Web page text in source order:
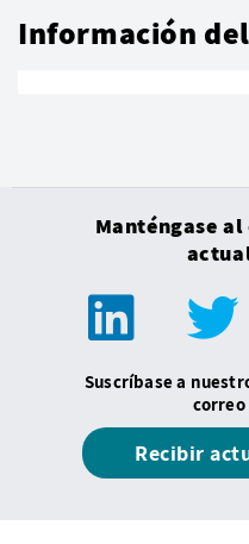
Información
Manténgase
Suscríbase a
Recibir